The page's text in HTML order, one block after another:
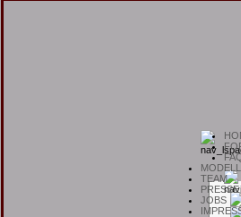
H
F
F
M
TEAM
PRESSE
JOBS
I